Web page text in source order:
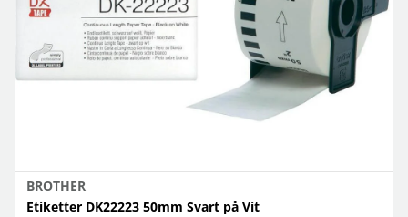
BROTHER
Etiketter DK22223 50mm Svart på Vit